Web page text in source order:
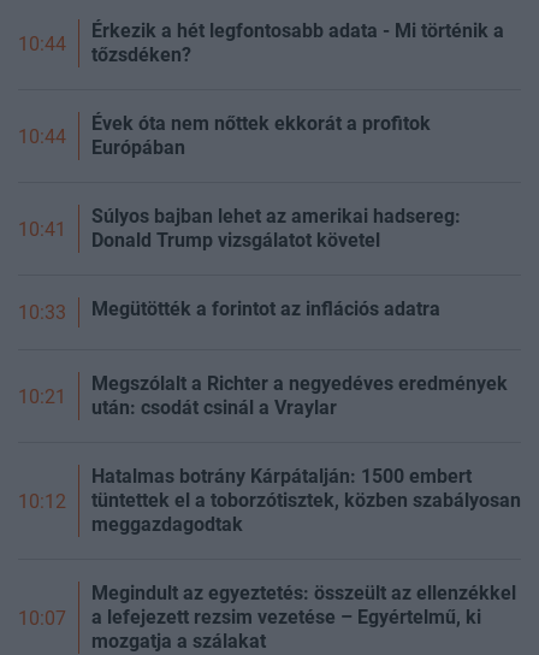
10:44
Érkezik a hét legfontosabb adata - Mi történik a
tőzsdéken?
10:44
Évek óta nem nőttek ekkorát a profitok
Európában
10:41
Súlyos bajban lehet az amerikai hadsereg:
Donald Trump vizsgálatot követel
10:33 Megütötték a forintot az inflációs adatra
10:21
Megszólalt a Richter a negyedéves eredmények
után: csodát csinál a Vraylar
10:12
Hatalmas botrány Kárpátalján: 1500 embert
tüntettek el a toborzótisztek, közben szabályosan
meggazdagodtak
10:07
Megindult az egyeztetés: összeült az ellenzékkel
a lefejezett rezsim vezetése – Egyértelmű, ki
mozgatja a szálakat